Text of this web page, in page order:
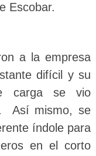
Escobar.
a la empresa
difícil y su
carga se vio
Así mismo, se
índole para
en el corto